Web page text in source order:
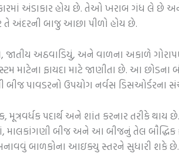
અંડાકાર હોય છે. તેઓ ખરાબ ગંધ લે છે અને
તે અંદરની બાજુ આછા પીળો હોય છે.
જાતીય અઠવાડિયું, અને વાળના અકાળે
ફાયદા માટે જાણીતા છે. આ છોડના
બીજ પાવડરનો ઉપયોગ નર્વસ ડિસઓર્ડરના
પદાર્થ અને શાંત કરનાર તરીકે
માલકાંગણી બીજ અને આ બીજનું તેલ બૌદ્ધિક
બાળકોના આઇક્યુ સ્તરને સુધારી શકે છે.